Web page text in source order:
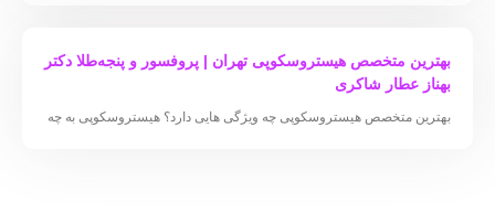
بهترین متخصص هیستروسکوپی تهران | پروفسور و پنجه‌طلا دکتر
بهناز عطار شاکری
بهترین متخصص هیستروسکوپی چه ویژگی هایی دارد؟ هیستروسکوپی به چه